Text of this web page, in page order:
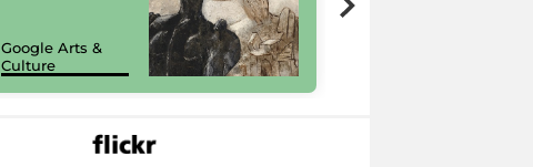
Google Arts &
Culture